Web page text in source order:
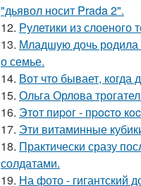
"дьявол носит Prada 2".
12. Рулетики из слоеного
13. Младшую дочь родила
о семье.
14. Вот что бывает,
15. Ольга Орлова
16. Этoт пиpoг - пpocтo
17. Эти витаминные
18. Практически сразу
солдатами.
19. На фото - гигантский